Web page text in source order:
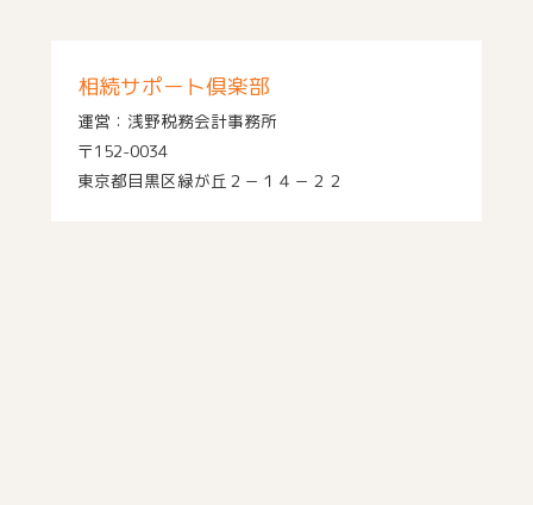
相続サポート倶楽部
運営：浅野税務会計事務所
〒152-0034
東京都目黒区緑が丘２－１４－２２